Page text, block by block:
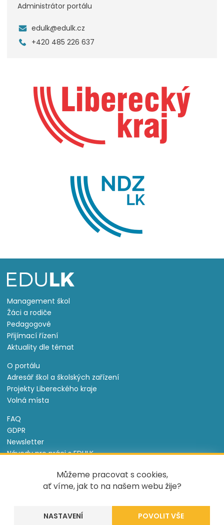
Můžeme pracovat s cookies,
ať víme, jak to na našem webu žije?
NASTAVENÍ
Administrátor portálu
edulk@edulk.cz
+420 485 226 637
Management škol
Žáci a rodiče
Pedagogové
Přijímací řízení
Aktuality dle témat
O portálu
Adresář škol a školských zařízení
Projekty Libereckého kraje
Volná místa
FAQ
GDPR
Newsletter
Návody pro práci s EDULK
Nastavení cookies
Informace o souborech cookie
Tento projekt je spolufinancován Evropským sociálním